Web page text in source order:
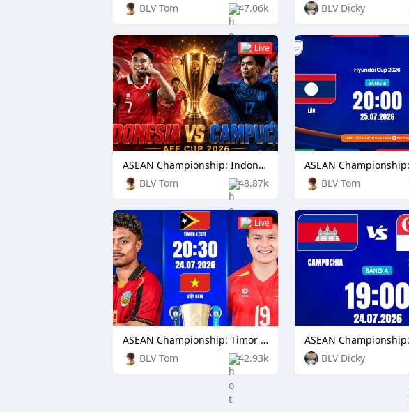
BLV Tom 47.06k BLV Dicky
Live
BLV Tom 48.87k
ASEAN Championship: Indonesia vs Cambodia
BLV Tom
Live
BLV Tom 42.93k
ASEAN Championship: Timor Leste vs Vietnam
BLV Dicky